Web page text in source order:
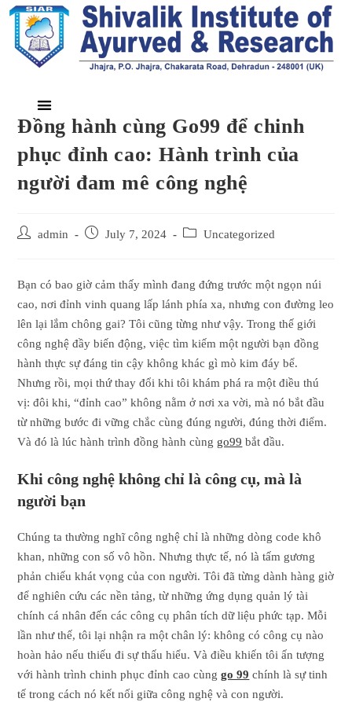
Đồng hành cùng Go99 để chinh
phục đỉnh cao: Hành trình của
người đam mê công nghệ
admin July 7, 2024 Uncategorized
Bạn có bao giờ cảm thấy mình đang đứng trước một ngọn núi
cao, nơi đỉnh vinh quang lấp lánh phía xa, nhưng con đường leo
lên lại lắm chông gai? Tôi cũng từng như vậy. Trong thế giới
công nghệ đầy biến động, việc tìm kiếm một người bạn đồng
hành thực sự đáng tin cậy không khác gì mò kim đáy bể.
Nhưng rồi, mọi thứ thay đổi khi tôi khám phá ra một điều thú
vị: đôi khi, “đỉnh cao” không nằm ở nơi xa vời, mà nó bắt đầu
từ những bước đi vững chắc cùng đúng người, đúng thời điểm.
Và đó là lúc hành trình đồng hành cùng go99 bắt đầu.
Khi công nghệ không chỉ là công cụ, mà là
người bạn
Chúng ta thường nghĩ công nghệ chỉ là những dòng code khô
khan, những con số vô hồn. Nhưng thực tế, nó là tấm gương
phản chiếu khát vọng của con người. Tôi đã từng dành hàng giờ
để nghiên cứu các nền tảng, từ những ứng dụng quản lý tài
chính cá nhân đến các công cụ phân tích dữ liệu phức tạp. Mỗi
lần như thế, tôi lại nhận ra một chân lý: không có công cụ nào
hoàn hảo nếu thiếu đi sự thấu hiểu. Và điều khiến tôi ấn tượng
với hành trình chinh phục đỉnh cao cùnggo 99 chính là sự tinh
tế trong cách nó kết nối giữa công nghệ và con người.